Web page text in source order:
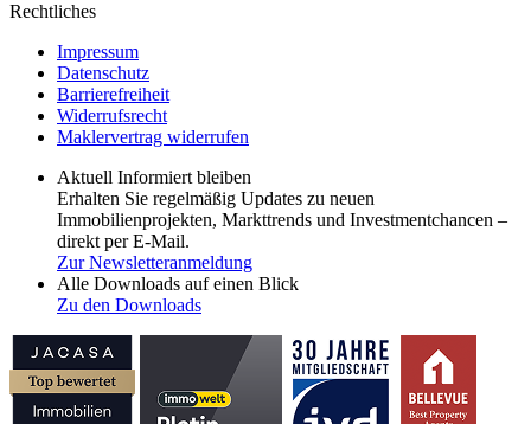
Rechtliches
Impressum
Datenschutz
Barrierefreiheit
Widerrufsrecht
Maklervertrag widerrufen
Aktuell Informiert bleiben
Erhalten Sie regelmäßig Updates zu neuen
Immobilienprojekten, Markttrends und Investmentchancen –
direkt per E-Mail.
Zur Newsletteranmeldung
Alle Downloads auf einen Blick
Zu den Downloads